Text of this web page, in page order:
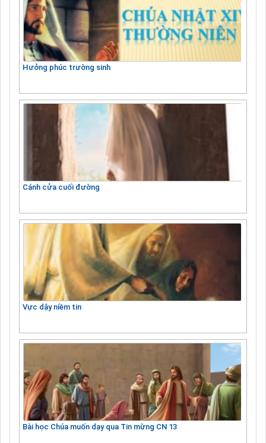
Hưởng phúc trường sinh
Cánh cửa cuối đường
Vực dậy niềm tin
Bài học Chúa muốn dạy qua Tin mừng CN 13